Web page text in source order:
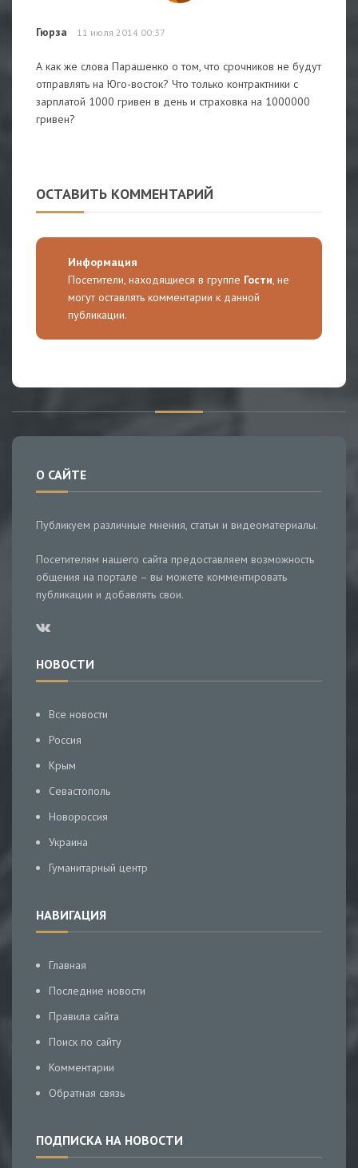
Гюрза 11 июля 2014 00:37
А как же слова Парашенко о том, что срочников не будут
отправлять на Юго-восток? Что только контрактники с
зарплатой 1000 гривен в день и страховка на 1000000
гривен?
ОСТАВИТЬ КОММЕНТАРИЙ
Информация
Посетители, находящиеся в группе Гости, не
могут оставлять комментарии к данной
публикации.
О САЙТЕ
Публикуем различные мнения, статьи и видеоматериалы.
Посетителям нашего сайта предоставляем возможность
общения на портале – вы можете комментировать
публикации и добавлять свои.
НОВОСТИ
Все новости
Россия
Крым
Севастополь
Новороссия
Украина
Гуманитарный центр
НАВИГАЦИЯ
Главная
Последние новости
Правила сайта
Поиск по сайту
Комментарии
Обратная связь
ПОДПИСКА НА НОВОСТИ